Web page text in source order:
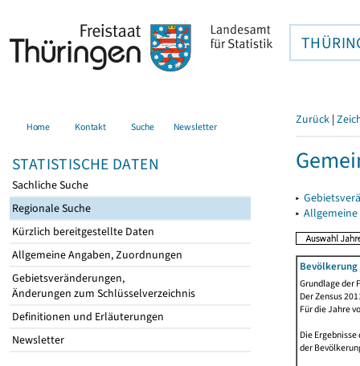
Home Kontakt Suche Newsletter
STATISTISCHE DATEN
Sachliche Suche
Regionale Suche
Kürzlich bereitgestellte Daten
Allgemeine Angaben, Zuordnungen
Gebietsveränderungen,
Änderungen zum Schlüsselverzeichnis
Definitionen und Erläuterungen
Newsletter
Zurück |
▸
▸
Grundlage der
Der Zensus
Für die Jahre
Die
der